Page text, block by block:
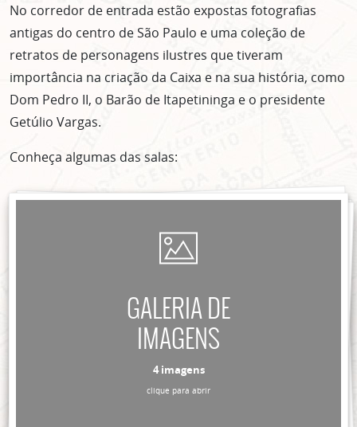
No corredor de entrada estão expostas fotografias
antigas do centro de São Paulo e uma coleção de
retratos de personagens ilustres que tiveram
importância na criação da Caixa e na sua história, como
Dom Pedro II, o Barão de Itapetininga e o presidente
Getúlio Vargas.
Conheça algumas das salas:
GALERIA DE
IMAGENS
4 imagens
clique para abrir